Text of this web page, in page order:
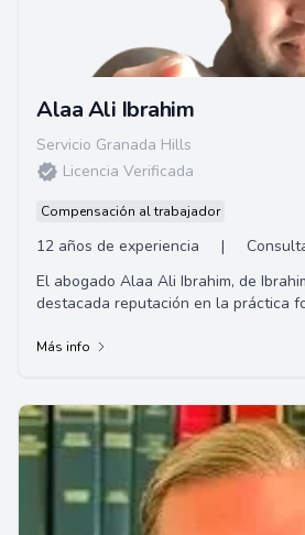
Alaa Ali Ibrahim
Servicio Granada Hills
Licencia Verificada
Compensación al trabajador
12 años de experiencia |
El abogado Alaa Ali Ibrahim, de
destacada reputación en la práctica
Más info